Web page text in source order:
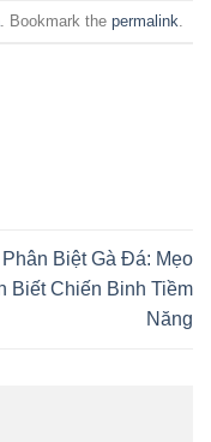
. Bookmark the permalink
Biệt Gà Đá: Mẹo
Biết Chiến Binh Tiềm
Năng